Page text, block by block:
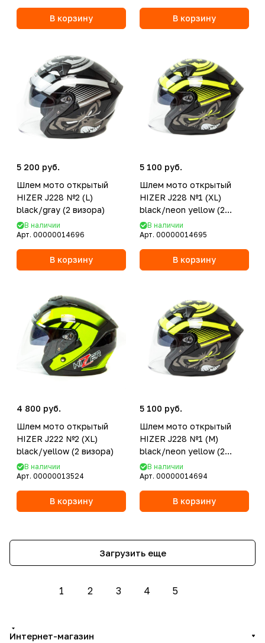
В корзину В корзину
5 200 руб.
Шлем мото открытый
HIZER J228 №2 (L)
black/gray (2 визора)
В наличии
Арт. 00000014696
В корзину
5 100 руб.
Шлем мото открытый
HIZER J228 №1 (XL)
black/neon yellow (2
визора)
В наличии
Арт. 00000014695
В корзину
4 800 руб.
Шлем мото открытый
HIZER J222 №2 (XL)
black/yellow (2 визора)
В наличии
Арт. 00000013524
В корзину
5 100 руб.
Шлем мото открытый
HIZER J228 №1 (M)
black/neon yellow (2
визора)
В наличии
Арт. 00000014694
В корзину
Загрузить еще
1 2 3 4 5
Интернет-магазин